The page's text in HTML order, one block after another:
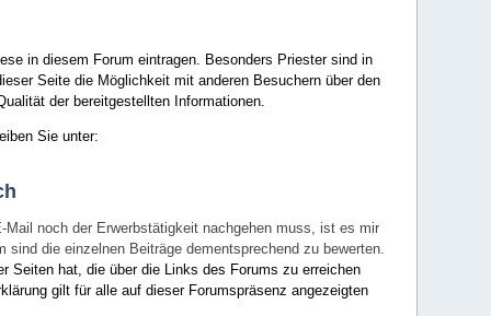
in diesem Forum eintragen. Besonders Priester sind in
Seite die Möglichkeit mit anderen Besuchern über den
der bereitgestellten Informationen.
Sie unter:
noch der Erwerbstätigkeit nachgehen muss, ist es mir
die einzelnen Beiträge dementsprechend zu bewerten.
Seiten hat, die über die Links des Forums zu erreichen
gilt für alle auf dieser Forumspräsenz angezeigten